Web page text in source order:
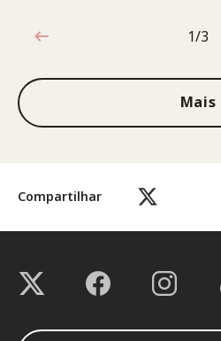
Compartilhar
1 de 3
1/3
Mais